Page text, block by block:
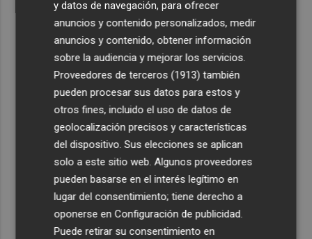
y datos de navegación, para ofrecer
anuncios y contenido personalizados, medir
anuncios y contenido, obtener información
sobre la audiencia y mejorar los servicios.
Proveedores de terceros (1913) también
pueden procesar sus datos para estos y
otros fines, incluido el uso de datos de
geolocalización precisos y características
del dispositivo. Sus elecciones se aplican
solo a este sitio web. Algunos proveedores
pueden basarse en el interés legítimo en
lugar del consentimiento; tiene derecho a
oponerse enConfiguración de publicidad
Puede retirar su consentimiento en